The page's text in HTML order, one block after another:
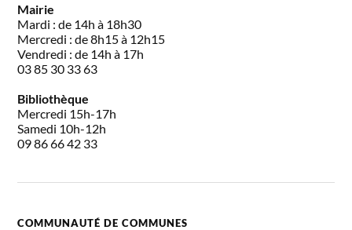
Mairie
Mardi : de 14h à 18h30
Mercredi : de 8h15 à 12h15
Vendredi : de 14h à 17h
03 85 30 33 63
Bibliothèque
Mercredi 15h-17h
Samedi 10h-12h
09 86 66 42 33
COMMUNAUTÉ DE COMMUNES